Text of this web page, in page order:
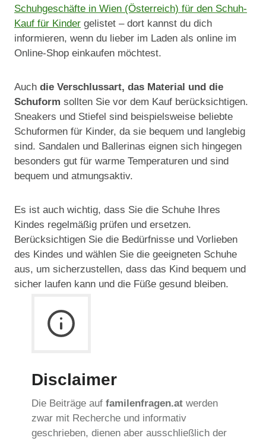
Schuhgeschäfte in Wien (Österreich) für den Schuh-
Kauf für Kinder gelistet – dort kannst du dich
informieren, wenn du lieber im Laden als online im
Online-Shop einkaufen möchtest.
Auch die Verschlussart, das Material und die
Schuform sollten Sie vor dem Kauf berücksichtigen.
Sneakers und Stiefel sind beispielsweise beliebte
Schuformen für Kinder, da sie bequem und langlebig
sind. Sandalen und Ballerinas eignen sich hingegen
besonders gut für warme Temperaturen und sind
bequem und atmungsaktiv.
Es ist auch wichtig, dass Sie die Schuhe Ihres
Kindes regelmäßig prüfen und ersetzen.
Berücksichtigen Sie die Bedürfnisse und Vorlieben
des Kindes und wählen Sie die geeigneten Schuhe
aus, um sicherzustellen, dass das Kind bequem und
sicher laufen kann und die Füße gesund bleiben.
Disclaimer
Die Beiträge auf familenfragen.at werden
zwar mit Recherche und informativ
geschrieben, dienen aber ausschließlich der